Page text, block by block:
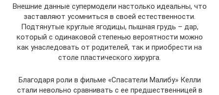
Внешние данные супермодели настолько идеальны, что
заставляют усомниться в своей естественности.
Подтянутые круглые ягодицы, пышная грудь – дар,
который с одинаковой степенью вероятности можно
как унаследовать от родителей, так и приобрести на
столе пластического хирурга.
Благодаря роли в фильме «Спасатели Малибу» Келли
стали невольно сравнивать с ее предшественницей в